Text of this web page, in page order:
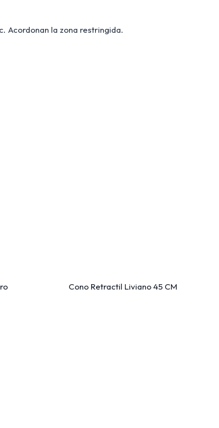
Acordonan la zona restringida.
Cono Retractil Liviano 45 CM